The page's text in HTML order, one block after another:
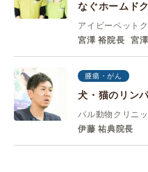
なぐホームド
アイビーペット
宮澤 裕院長
宮
腫瘍・がん
犬・猫のリン
パル動物クリニ
伊藤 祐典院長